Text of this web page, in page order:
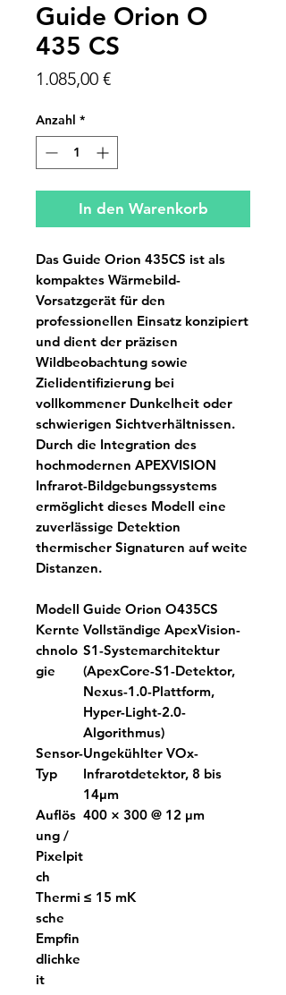
Guide Orion O
435 CS
1.085,00 €Preis
Anzahl *
In den Warenkorb
Das Guide Orion 435CS ist als
kompaktes Wärmebild-
Vorsatzgerät für den
professionellen Einsatz konzipiert
und dient der präzisen
Wildbeobachtung sowie
Zielidentifizierung bei
vollkommener Dunkelheit oder
schwierigen Sichtverhältnissen.
Durch die Integration des
hochmodernen APEXVISION
Infrarot-Bildgebungssystems
ermöglicht dieses Modell eine
zuverlässige Detektion
thermischer Signaturen auf weite
Distanzen.
Modell Guide Orion O435CS
Kernte
chnolo
gie
Vollständige ApexVision-
S1-Systemarchitektur
(ApexCore-S1-Detektor,
Nexus-1.0-Plattform,
Hyper-Light-2.0-
Algorithmus)
Sensor-
Typ
Ungekühlter VOx-
Infrarotdetektor, 8 bis
14μm
Auflös
ung /
Pixelpit
ch
400 × 300 @ 12 μm
Thermi
sche
Empfin
dlichke
it
≤ 15 mK